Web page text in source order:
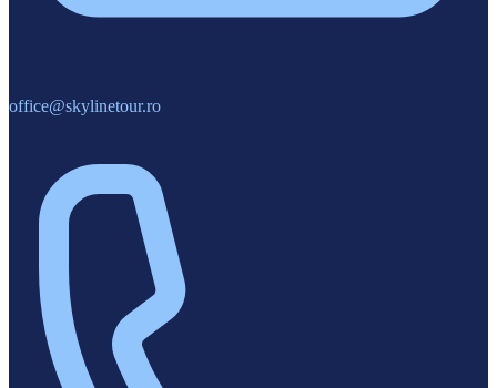
office@skylinetour.ro